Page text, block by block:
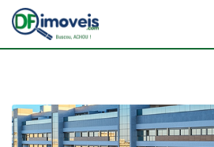
Skip
content